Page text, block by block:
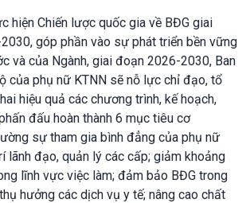
hiện Chiến lược quốc gia về BĐG giai
góp phần vào sự phát triển bền vững
và của Ngành, giai đoạn 2026-2030, Ban
của phụ nữ KTNN sẽ nỗ lực chỉ đạo, tổ
hiệu quả các chương trình, kế hoạch,
đấu hoàn thành 6 mục tiêu cơ
sự tham gia bình đẳng của phụ nữ
lãnh đạo, quản lý các cấp; giảm khoảng
lĩnh vực việc làm; đảm bảo BĐG trong
hưởng các dịch vụ y tế; nâng cao chất